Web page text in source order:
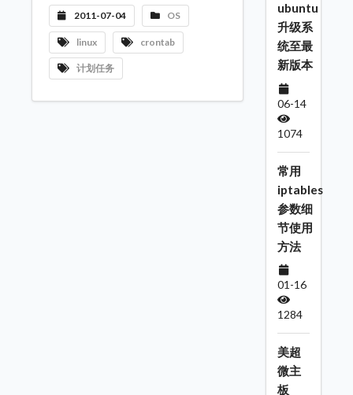
2011-07-04 OS
linux crontab
计划任务
ubuntu
升级系
统至最
新版本
06-14
1074
常用
iptables
参数细
节使用
方法
01-16
1284
美超
微主
板